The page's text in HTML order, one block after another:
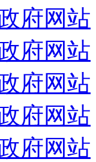
府网站
府网站
府网站
府网站
府网站